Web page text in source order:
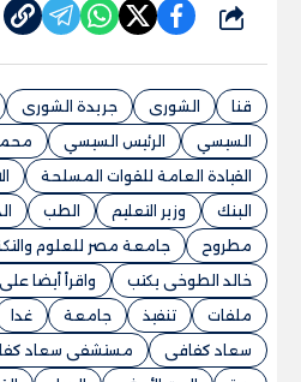
شارك
قنا الشورى جريدة الشورى
السيسي
الرئيس السيسي
القيادة العامة للقوات المسلحة
البنك
وزير التعليم الطب
مطروح
جامعة مصر للعلوم
خالد الطوخى يكتب
واقرأ أيضا
ملفات
تنفيذ جامعة غدا
سعاد كفافى
مستشفى سعاد